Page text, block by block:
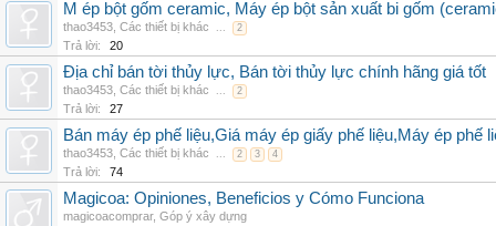
M ép bột gốm ceramic, Máy ép bột sản xuất bi gốm
thao3453 Các thiết bị khác ... 2
Trả lời: 20
Địa chỉ bán tời thủy lực, Bán tời thủy lực chính hãng giá tốt
thao3453 Các thiết bị khác ... 2
Trả lời: 27
Bán máy ép phế liệu,Giá máy ép giấy phế liệu,Máy ép phế
thao3453 Các thiết bị khác ... 2 3 4
Trả lời: 74
Magicoa: Opiniones, Beneficios y Cómo Funciona
magicoacomprar, Góp ý xây dựng